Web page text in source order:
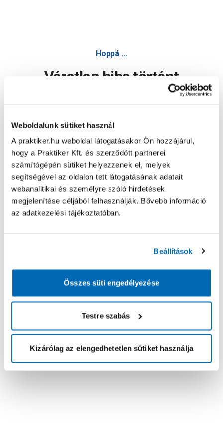
Weboldalunk sütiket használ
A praktiker.hu weboldal látogatásakor Ön hozzájárul,
hogy a Praktiker Kft. és szerződött partnerei
számítógépén sütiket helyezzenek el, melyek
segítségével az oldalon tett látogatásának adatait
webanalitikai és személyre szóló hirdetések
megjelenítése céljából felhasználják. Bővebb információ
az adatkezelési tájékoztatóban.
Beállítások
Összes süti engedélyezése
Testre szabás
Kizárólag az elengedhetetlen sütiket használja
Hoppá ...
Váratlan hiba történt
Oldal újratöltése